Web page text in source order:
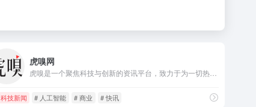
虎嗅网
科技新闻 # 人工智能 # 商业 # 快讯